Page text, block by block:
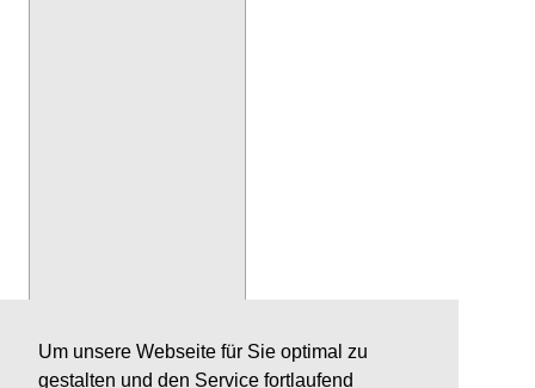
Um unsere Webseite für Sie optimal zu
gestalten und den Service fortlaufend